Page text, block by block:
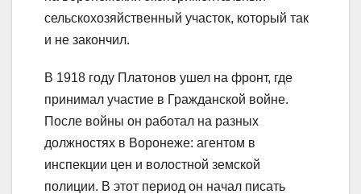
сельскохозяйственный участок, который так
и не закончил.
В 1918 году Платонов ушел на фронт, где
принимал участие в Гражданской войне.
После войны он работал на разных
должностях в Воронеже: агентом в
инспекции цен и волостной земской
полиции. В этот период он начал писать